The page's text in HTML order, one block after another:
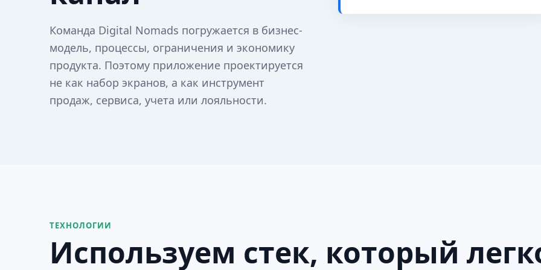
Команда Digital Nomads погружается в бизнес-
модель, процессы, ограничения и экономику
продукта. Поэтому приложение проектируется
не как набор экранов, а как инструмент
продаж, сервиса, учета или лояльности.
ТЕХНОЛОГИИ
Используем стек, который